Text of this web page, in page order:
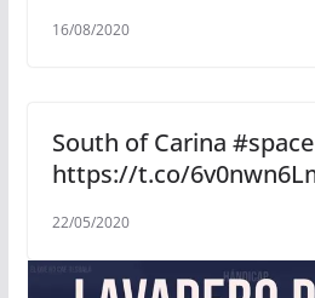
16/08/2020
South of Carina
https://t.co/
22/05/2020